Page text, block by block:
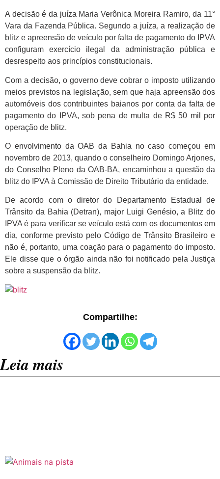
A decisão é da juíza Maria Verônica Moreira Ramiro, da 11°
Vara da Fazenda Pública. Segundo a juíza, a realização de
blitz e apreensão de veículo por falta de pagamento do IPVA
configuram exercício ilegal da administração pública e
desrespeito aos princípios constitucionais.
Com a decisão, o governo deve cobrar o imposto utilizando
meios previstos na legislação, sem que haja apreensão dos
automóveis dos contribuintes baianos por conta da falta de
pagamento do IPVA, sob pena de multa de R$ 50 mil por
operação de blitz.
O envolvimento da OAB da Bahia no caso começou em
novembro de 2013, quando o conselheiro Domingo Arjones,
do Conselho Pleno da OAB-BA, encaminhou a questão da
blitz do IPVA à Comissão de Direito Tributário da entidade.
De acordo com o diretor do Departamento Estadual de
Trânsito da Bahia (Detran), major Luigi Genésio, a Blitz do
IPVA é para verificar se veículo está com os documentos em
dia, conforme previsto pelo Código de Trânsito Brasileiro e
não é, portanto, uma coação para o pagamento do imposto.
Ele disse que o órgão ainda não foi notificado pela Justiça
sobre a suspensão da blitz.
Compartilhe:
Leia mais